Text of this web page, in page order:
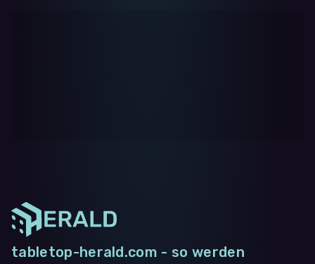
tabletop-herald.com - so werden